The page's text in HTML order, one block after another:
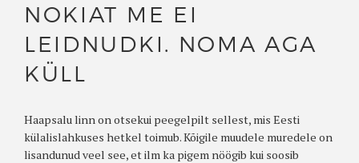
NOKIAT ME EI
LEIDNUDKI. NOMA AGA
KÜLL
Haapsalu linn on otsekui peegelpilt sellest, mis Eesti
külalislahkuses hetkel toimub. Kõigile muudele muredele on
lisandunud veel see, et ilm ka pigem nöögib kui soosib